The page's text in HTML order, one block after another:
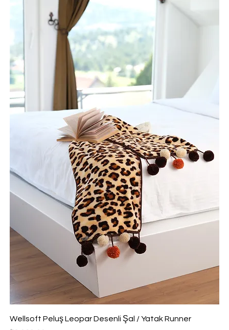
Wellsoft Peluş Leopar Desenli Şal / Yatak Runner